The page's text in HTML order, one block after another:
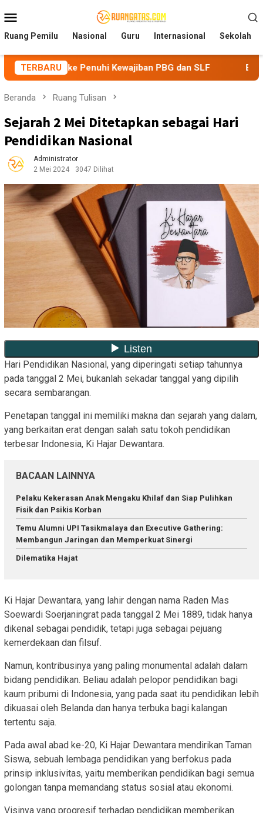
ke
kontenMobile
Ruang Pemilu Nasional Guru Internasional Sekolah
TERBARU
Kewajiban PBG dan SLF BEM Nusantara
Beranda Ruang Tulisan
Sejarah 2 Mei Ditetapkan sebagai Hari
Pendidikan Nasional
Administrator
2 Mei 2024
3047 Dilihat
Hari Pendidikan Nasional, yang diperingati setiap tahunnya
pada tanggal 2 Mei, bukanlah sekadar tanggal yang dipilih
secara sembarangan.
Penetapan tanggal ini memiliki makna dan sejarah yang dalam,
yang berkaitan erat dengan salah satu tokoh pendidikan
terbesar Indonesia, Ki Hajar Dewantara.
BACAAN LAINNYA
Pelaku Kekerasan Anak Mengaku Khilaf dan Siap Pulihkan
Fisik dan Psikis Korban
Temu Alumni UPI Tasikmalaya dan Executive Gathering:
Membangun Jaringan dan Memperkuat Sinergi
Dilematika Hajat
Ki Hajar Dewantara, yang lahir dengan nama Raden Mas
Soewardi Soerjaningrat pada tanggal 2 Mei 1889, tidak hanya
dikenal sebagai pendidik, tetapi juga sebagai pejuang
kemerdekaan dan filsuf.
Namun, kontribusinya yang paling monumental adalah dalam
bidang pendidikan. Beliau adalah pelopor pendidikan bagi
kaum pribumi di Indonesia, yang pada saat itu pendidikan lebih
dikuasai oleh Belanda dan hanya terbuka bagi kalangan
tertentu saja.
Pada awal abad ke-20, Ki Hajar Dewantara mendirikan Taman
Siswa, sebuah lembaga pendidikan yang berfokus pada
prinsip inklusivitas, yaitu memberikan pendidikan bagi semua
golongan tanpa memandang status sosial atau ekonomi.
Visinya yang progresif terhadap pendidikan memberikan